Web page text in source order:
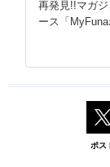
再発見!!マガ
ース「
ポス